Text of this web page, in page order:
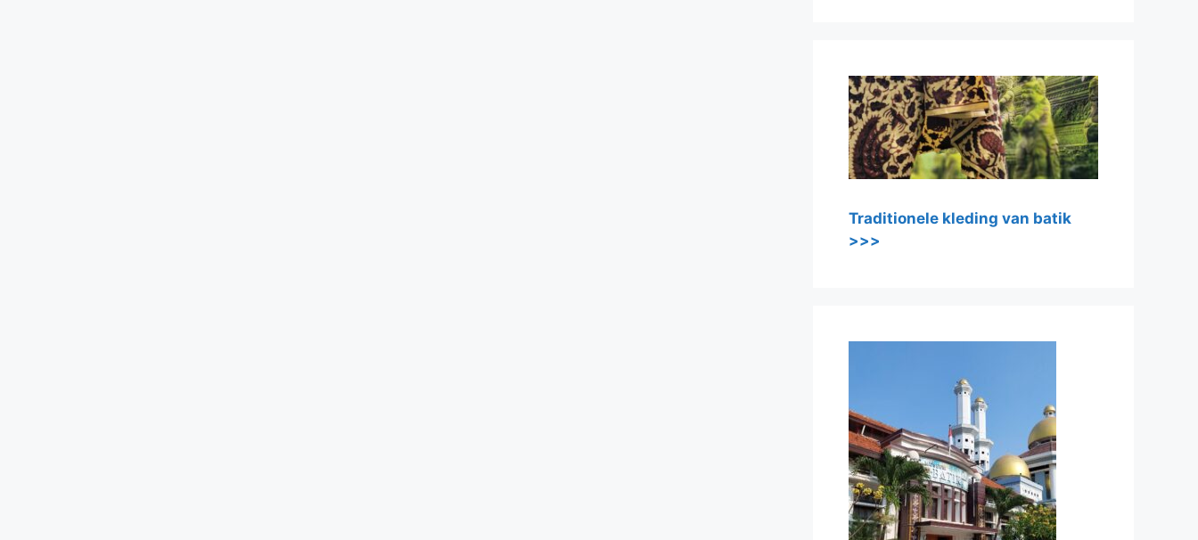
Traditionele kleding van batik
>>>